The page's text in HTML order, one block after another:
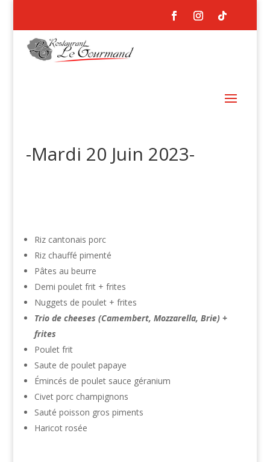
-Mardi 20 Juin 2023-
Riz cantonais porc
Riz chauffé pimenté
Pâtes au beurre
Demi poulet frit + frites
Nuggets de poulet + frites
Trio de cheeses (Camembert, Mozzarella, Brie) +
frites
Poulet frit
Saute de poulet papaye
Émincés de poulet sauce géranium
Civet porc champignons
Sauté poisson gros piments
Haricot rosée